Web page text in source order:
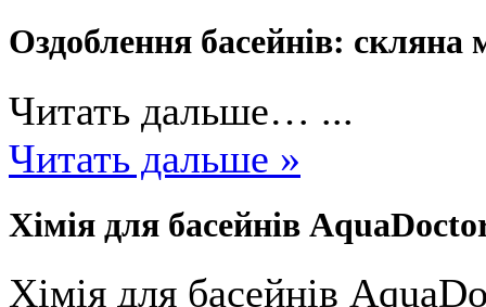
Оздоблення басейнів: скляна
Читать дальше… ...
Читать дальше »
Хімія для басейнів
Хімія для басейнів